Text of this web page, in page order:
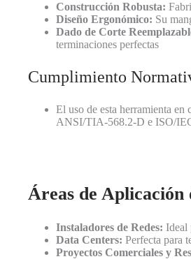
Construcción Robusta:
Diseño Ergonómico: Su
Dado de Corte
terminaciones perfectas
Cumplimiento
El uso de esta herramienta
ANSI/TIA-568.2-D e ISO/
Áreas de Aplicación
Instaladores de Redes: Ideal
Data Centers: Perfecta para
Proyectos Comerciales y